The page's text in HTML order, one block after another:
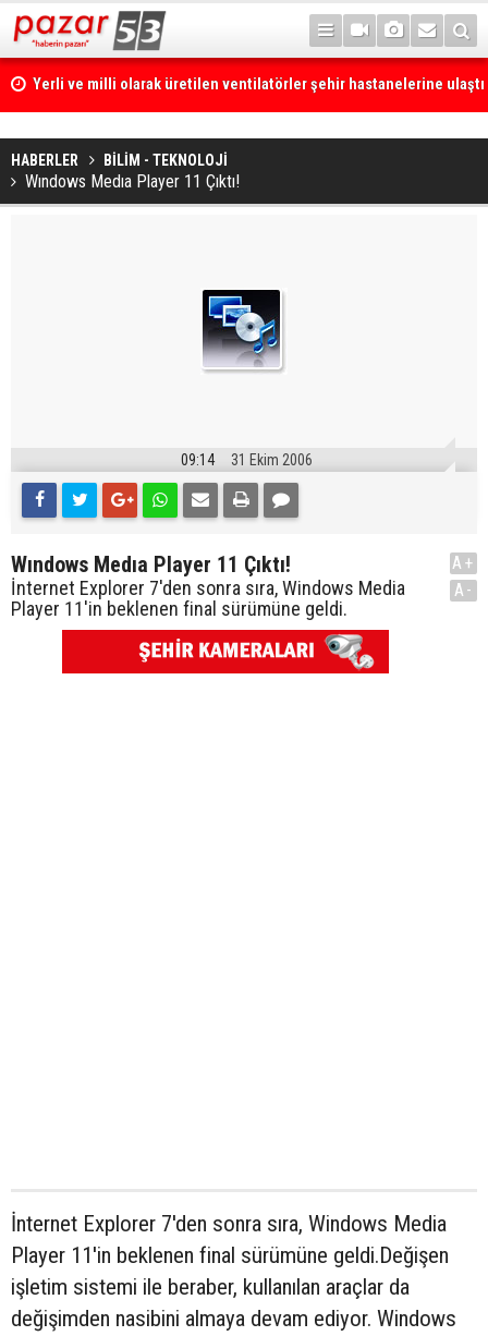
Yerli ve milli olarak üretilen ventilatörler şehir hastanelerine ulaştı
HABERLER BİLİM - TEKNOLOJİ
Wındows Medıa Player 11 Çıktı!
09:14 31 Ekim 2006
Wındows Medıa Player 11 Çıktı!
İnternet Explorer 7'den sonra sıra, Windows Media
Player 11'in beklenen final sürümüne geldi.
A+
A-
İnternet Explorer 7'den sonra sıra, Windows Media
Player 11'in beklenen final sürümüne geldi.Değişen
işletim sistemi ile beraber, kullanılan araçlar da
değişimden nasibini almaya devam ediyor. Windows